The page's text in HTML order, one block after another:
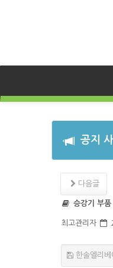
공지
다음글
승강기 부
최고관리자
한솔엘리